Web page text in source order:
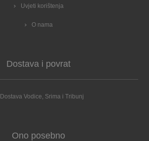
Uvjeti korištenja
O nama
Dostava i povrat
Dostava Vodice, Srima i Tribunj
Ono posebno